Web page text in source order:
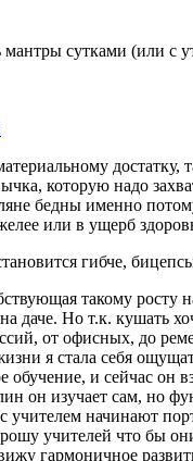
мантры сутками (или с
которую надо
бедны именно
или в ущерб
гибче,
такому росту
Но т.к. кушать
от офисных, до
я стала себя
и сейчас он
он изучает сам, но
начинают
учителей что бы
гармоничное